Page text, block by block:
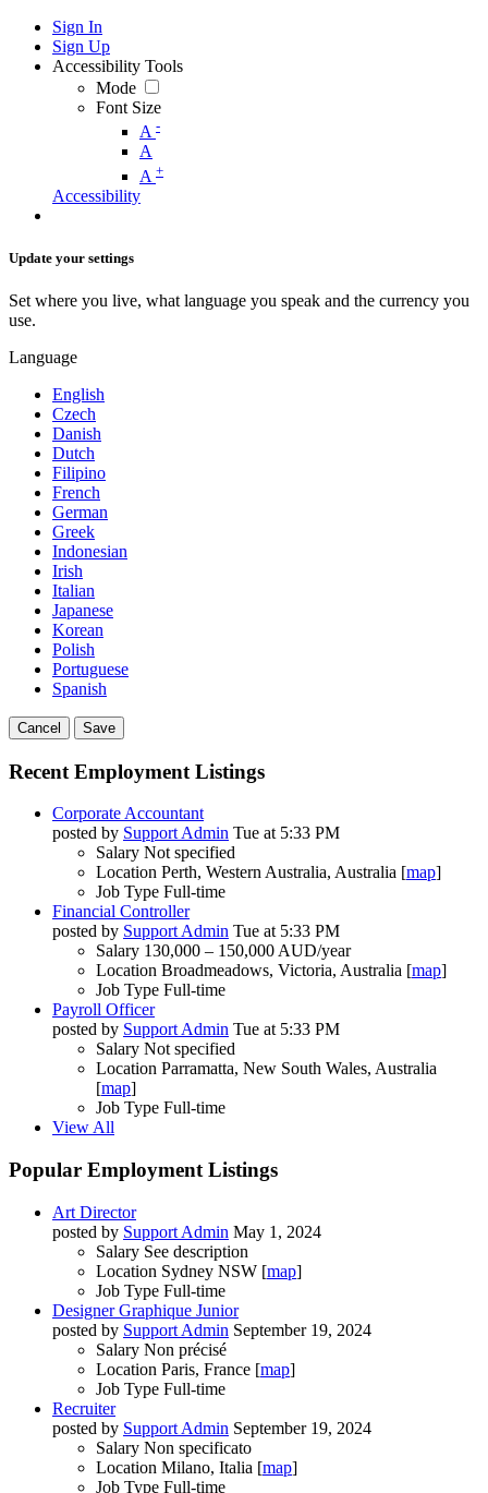
Sign In
Sign Up
Accessibility Tools
Mode
Font Size
A -
A
A +
Accessibility
Update your settings
Set where you live, what language you speak and the currency you
use.
Language
English
Czech
Danish
Dutch
Filipino
French
German
Greek
Indonesian
Irish
Italian
Japanese
Korean
Polish
Portuguese
Spanish
Cancel Save
Recent Employment Listings
Corporate Accountant
posted by Support Admin Tue at 5:33 PM
Salary Not specified
Location Perth, Western Australia, Australia [map]
Job Type Full-time
Financial Controller
posted by Support Admin Tue at 5:33 PM
Salary 130,000 – 150,000 AUD/year
Location Broadmeadows, Victoria, Australia [map]
Job Type Full-time
Payroll Officer
posted by Support Admin Tue at 5:33 PM
Salary Not specified
Location Parramatta, New South Wales, Australia
[map]
Job Type Full-time
View All
Popular Employment Listings
Art Director
posted by Support Admin May 1, 2024
Salary See description
Location Sydney NSW [map]
Job Type Full-time
Designer Graphique Junior
posted by Support Admin September 19, 2024
Salary Non précisé
Location Paris, France [map]
Job Type Full-time
Recruiter
posted by Support Admin September 19, 2024
Salary Non specificato
Location Milano, Italia [map]
Job Type Full-time